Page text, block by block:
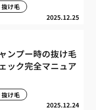
2025.12.25
抜け毛
ンプー時の抜け毛
ック完全マニュア
2025.12.24
抜け毛